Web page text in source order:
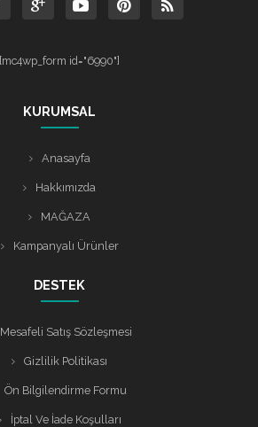
[mc4wp_form id="6990"]
KURUMSAL
Anasayfa
Hakkımızda
MAĞAZA
Kampanyalı Ürünler
DESTEK
Mesafeli Satış Sözleşmesi
Gizlilik Politikası
Ön Bilgilendirme Formu
İptal Ve İade Koşulları